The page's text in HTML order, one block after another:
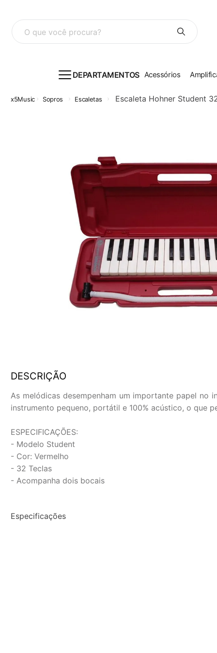
O que você procura?
DEPARTAMENTOS Acessórios
Sopros Escaletas Escaleta Hohner Student
DESCRIÇÃO
As melódicas desempenham um importante papel
instrumento pequeno, portátil e 100% acústico, o que
ESPECIFICAÇÕES:
- Modelo Student
- Cor: Vermelho
- 32 Teclas
- Acompanha dois bocais
Especificações